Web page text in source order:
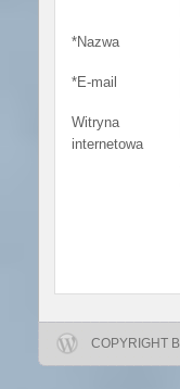
Nazwa
*
E-mail
*
Witryna
internetowa
COPYRIGHT